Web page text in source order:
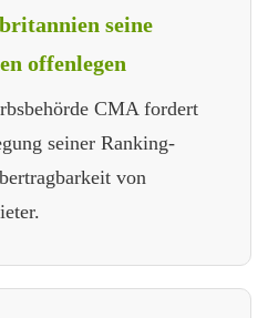
seine
offenlegen
CMA fordert
seiner Ranking-
von